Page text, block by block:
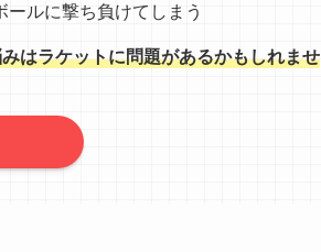
ールに撃ち負けてしまう
はラケットに問題があるかもしれませ